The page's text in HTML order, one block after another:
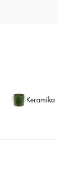
Keramika